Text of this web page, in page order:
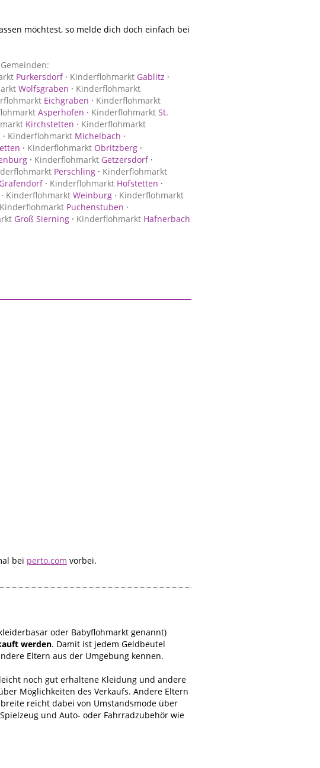
möchtest, so melde dich doch einfach bei
Purkersdorf· Kinderflohmarkt Gablitz ·
Wolfsgraben · Kinderflohmarkt
Eichgraben · Kinderflohmarkt
Asperhofen · Kinderflohmarkt St.
Kirchstetten · Kinderflohmarkt
· Kinderflohmarkt Michelbach ·
· Kinderflohmarkt Obritzberg ·
· Kinderflohmarkt Getzersdorf·
Perschling · Kinderflohmarkt
· Kinderflohmarkt Hofstetten ·
· Kinderflohmarkt Weinburg · Kinderflohmarkt
Kinderflohmarkt Puchenstuben ·
Groß Sierning · Kinderflohmarkt Hafnerbach
bei perto.com vorbei.
oder Babyflohmarkt genannt)
werden. Damit ist jedem Geldbeutel
Eltern aus der Umgebung kennen.
noch gut erhaltene Kleidung und andere
Möglichkeiten des Verkaufs. Andere Eltern
reicht dabei von Umstandsmode über
und Auto- oder Fahrradzubehör wie